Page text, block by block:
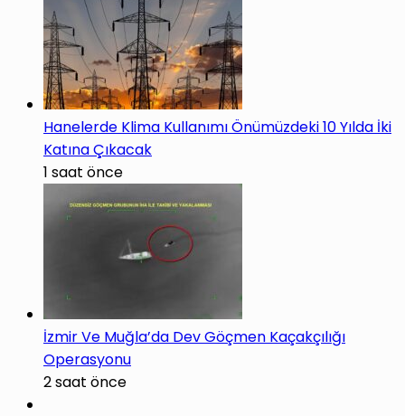
Hanelerde Klima Kullanımı Önümüzdeki 10 Yılda İki
Katına Çıkacak
1 saat önce
İzmir Ve Muğla’da Dev Göçmen Kaçakçılığı
Operasyonu
2 saat önce